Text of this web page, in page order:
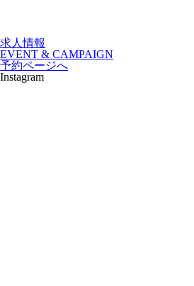
求人情報
EVENT & CAMPAIGN
予約ページへ
Instagram